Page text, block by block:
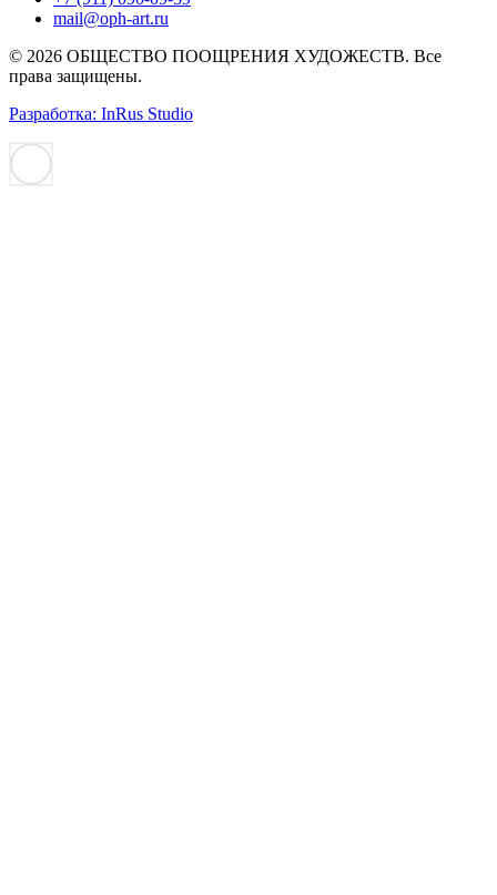
mail@oph-art.ru
© 2026 ОБЩЕСТВО ПООЩРЕНИЯ ХУДОЖЕСТВ. Все
права защищены.
Разработка: InRus Studio